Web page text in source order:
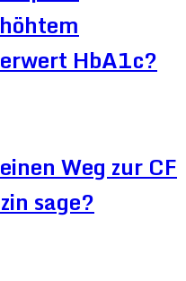
HbA1c?
Weg zur CF
sage?